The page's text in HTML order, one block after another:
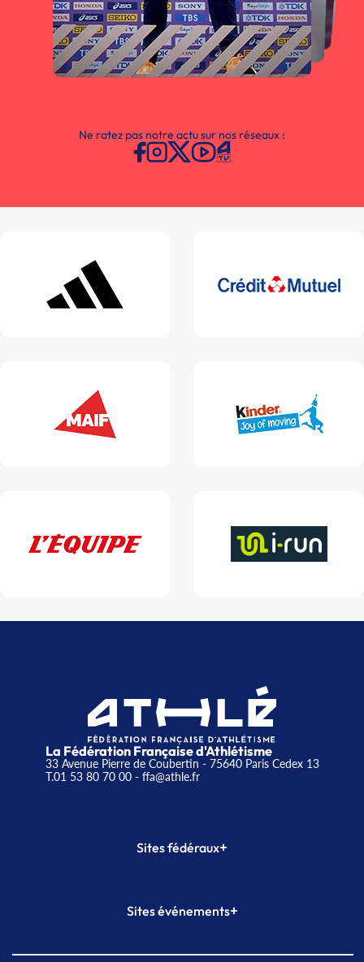
Ne ratez pas notre actu sur nos réseaux :
La Fédération Française d'Athlétisme
33 Avenue Pierre de Coubertin - 75640 Paris Cedex 13
T.01 53 80 70 00- ffa@athle.fr
Sites fédéraux+
Plateforme Formation
Sites événements+
Meeting de Paris indoor